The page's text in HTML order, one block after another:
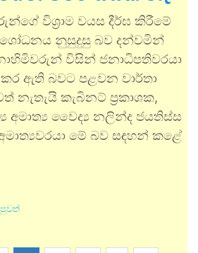
විශ්‍රාම වයස දීර්ඝ කිරීමේ
නුසුදුසු බව දන්වමින්
විසින් ජනාධිපතිවරයා
ඇති බවට පළවන වාර්තා
නැතැයි කැබිනට් ප්‍රකාශක,
අමාත්‍ය වෛද්‍ය නලින්ද ජයතිස්ස
මේ බව සඳහන් කළේ